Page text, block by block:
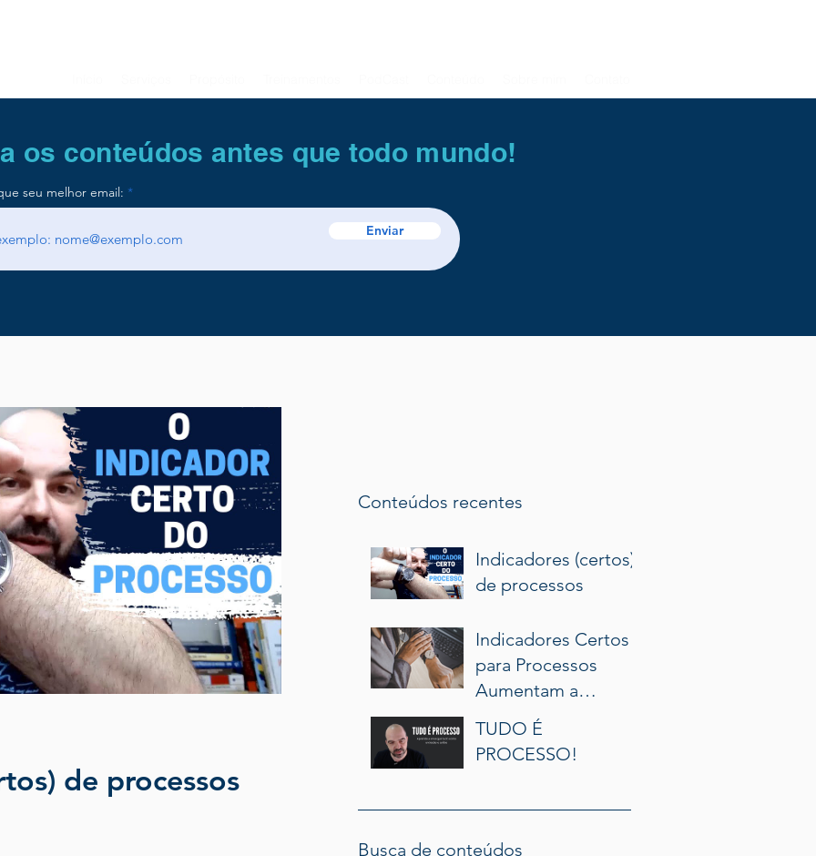
os conteúdos antes que todo mundo!
seu melhor email:
Enviar
Conteúdos recentes
Indicadores (certos)
de processos
Indicadores Certos
para Processos
Aumentam a
Produtividade e o
Resultado do
Profissional de
TUDO É
PROCESSO!
Busca de conteúdos
de processos